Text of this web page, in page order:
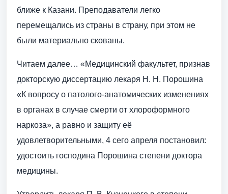
ближе к Казани. Преподаватели легко
перемещались из страны в страну, при этом не
были материально скованы.
Читаем далее… «Медицинский факультет, признав
докторскую диссертацию лекаря Н. Н. Порошина
«К вопросу о патолого-анатомических изменениях
в органах в случае смерти от хлороформного
наркоза», а равно и защиту её
удовлетворительными, 4 сего апреля постановил:
удостоить господина Порошина степени доктора
медицины.